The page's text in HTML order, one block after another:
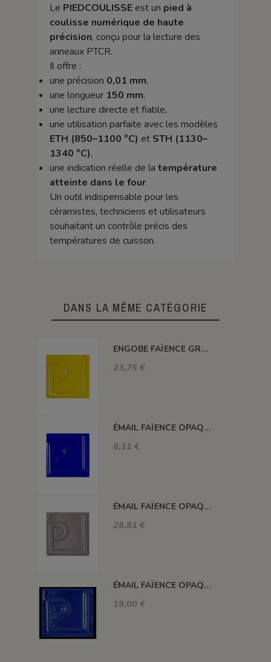
Le PIEDCOULISSEest un pied à
coulisse numérique de haute
précision, conçu pour la lecture des
anneaux PTCR.
Il offre :
une précision 0,01 mm,
une longueur 150 mm,
une lecture directe et fiable,
une utilisation parfaite avec les modèles
ETH (850–1100 °C) et STH (1130–
1340 °C),
une indication réelle de la température
atteinte dans le four.
Un outil indispensable pour les
céramistes, techniciens et utilisateurs
souhaitant un contrôle précis des
températures de cuisson.
DANS LA MÊME CATÉGORIE
ENGOBE FAÏENCE GRÈS & PORCELAINE LIQUIDE SS PLB JAUNE 1KG EASP02LL
23,75 €
ÉMAIL FAÏENCE OPAQUE SANS PLOMB MAT BLEU FONCÉ EMSP13
8,11 €
ÉMAIL FAÏENCE OPAQUE SANS PLOMB MAT GRIS MOYEN 1KG EMSP16LL
28,81 €
ÉMAIL FAÏENCE OPAQUE CRAQUELÉ BRILLANT BLEU ROI 5934 ancien E31018/4
19,00 €